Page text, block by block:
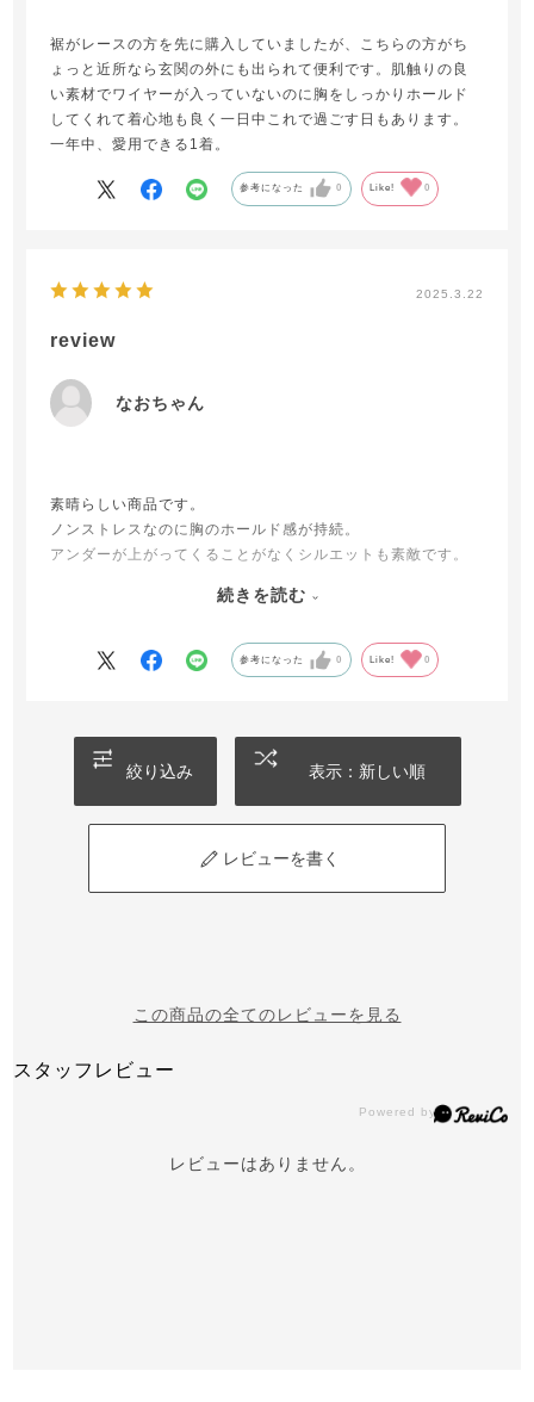
裾がレースの方を先に購入していましたが、こちらの方がち
ょっと近所なら玄関の外にも出られて便利です。肌触りの良
い素材でワイヤーが入っていないのに胸をしっかりホールド
してくれて着心地も良く一日中これで過ごす日もあります。
一年中、愛用できる1着。
参考になった 0 Like! 0
2025.3.22
review
なおちゃん
素晴らしい商品です。
ノンストレスなのに胸のホールド感が持続。
アンダーが上がってくることがなくシルエットも素敵です。
ンストレス、七分袖も好みです。
嬉しくなりました。旅行先だけでは勿体無い！薄手の前開き
ワンピースの内側に着用してお出かけしてみましたが、全く
毛の付着が目立つのが残念… お色違いやプリント柄がでたら
リピ買いしたいです。
続きを読む
参考になった 0 Like! 0
絞り込み 表示：新しい順
レビューを書く
この商品の全てのレビューを見る
スタッフレビュー
レビューはありません。